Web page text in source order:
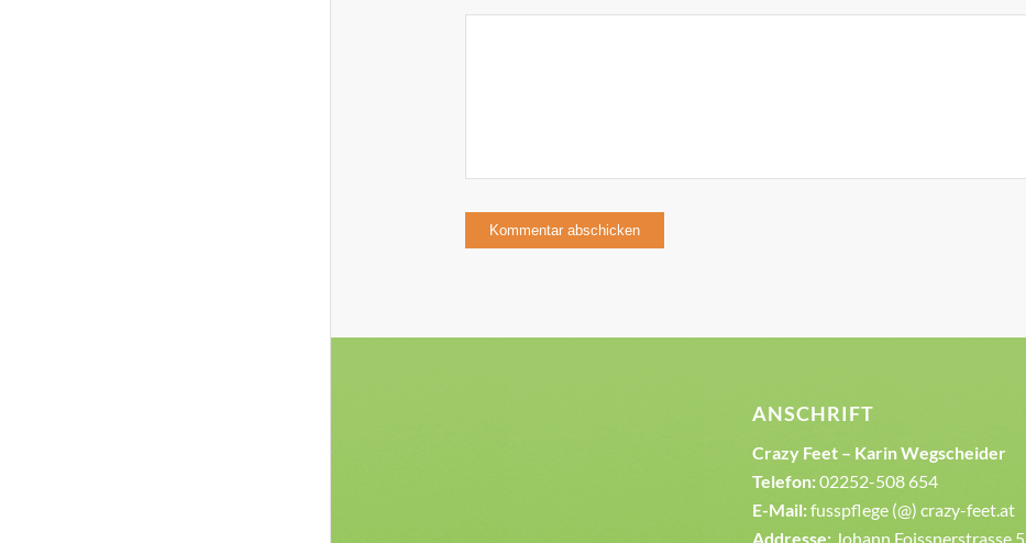
ANSCHRIFT
Crazy Feet – Karin Wegscheider
Telefon:02252-508 654
E-Mail:fusspflege (@) crazy-feet.at
Addresse: Johann Foissnerstrasse 5,